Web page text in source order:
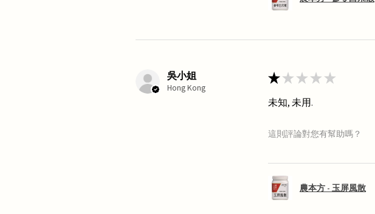
吳小姐
Hong Kong
★★★★★
未知, 未用.
這則評論對您有幫助嗎？
農本方 - 玉屏風散